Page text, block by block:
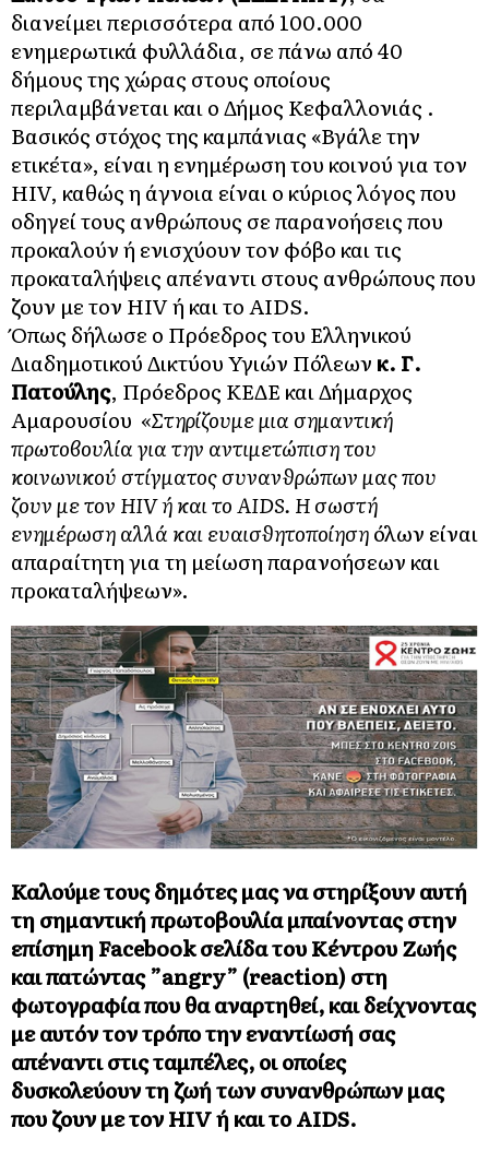
διανείμει περισσότερα από 100.000
ενημερωτικά φυλλάδια, σε πάνω από 40
δήμους της χώρας στους οποίους
περιλαμβάνεται και ο Δήμος Κεφαλλονιάς .
Βασικός στόχος της καμπάνιας «Βγάλε την
ετικέτα», είναι η ενημέρωση του κοινού για τον
ΗΙV, καθώς η άγνοια είναι ο κύριος λόγος που
οδηγεί τους ανθρώπους σε παρανοήσεις που
προκαλούν ή ενισχύουν τον φόβο και τις
προκαταλήψεις απέναντι στους ανθρώπους που
ζουν με τον HIV ή και το AIDS.
Όπως δήλωσε ο Πρόεδρος του Ελληνικού
Διαδημοτικού Δικτύου Υγιών Πόλεων κ. Γ.
Πατούλης, Πρόεδρος ΚΕΔΕ και Δήμαρχος
Αμαρουσίου «Στηρίζουμε μια σημαντική
πρωτοβουλία για την αντιμετώπιση του
κοινωνικού στίγματος συνανθρώπων μας που
ζουν με τον HIV ή και το AIDS. Η σωστή
ενημέρωση αλλά και ευαισθητοποίησηόλων είναι
απαραίτητη για τη μείωση παρανοήσεων και
προκαταλήψεων».
Καλούμε τους δημότες μας να στηρίξουν αυτή
τη σημαντική πρωτοβουλία μπαίνοντας στην
επίσημηFacebook σελίδα του Κέντρου Ζωής
και πατώντας ”angry” (reaction) στη
φωτογραφία που θα αναρτηθεί, και δείχνοντας
με αυτόν τον τρόπο την εναντίωσή σας
απέναντι στις ταμπέλες, οι οποίες
δυσκολεύουν τη ζωή των συνανθρώπων μας
που ζουν με τονHIVή και τοAIDS.